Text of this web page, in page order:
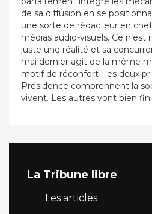
de sa diffusion en se
une sorte de rédacteur en
médias audio-visuels. Ce n’est
juste une réalité et sa
mai dernier agit de la même
motif de réconfort : les deux
Présidence comprennent la
vivent. Les autres vont bien
La Tribune libre
Les articles